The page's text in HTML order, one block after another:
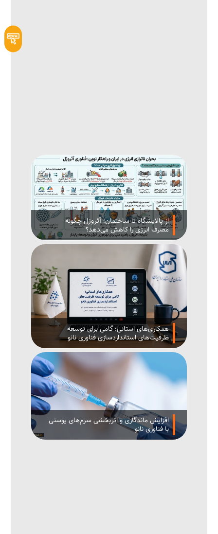
از پالایشگاه تا ساختمان؛ آئروژل چگونه
مصرف انرژی را کاهش می‌دهد؟
همکاری‌های استانی؛ گامی برای توسعه
ظرفیت‌های استانداردسازی فناوری نانو
افزایش ماندگاری و اثربخشی سرم‌های پوستی
با فناوری نانو